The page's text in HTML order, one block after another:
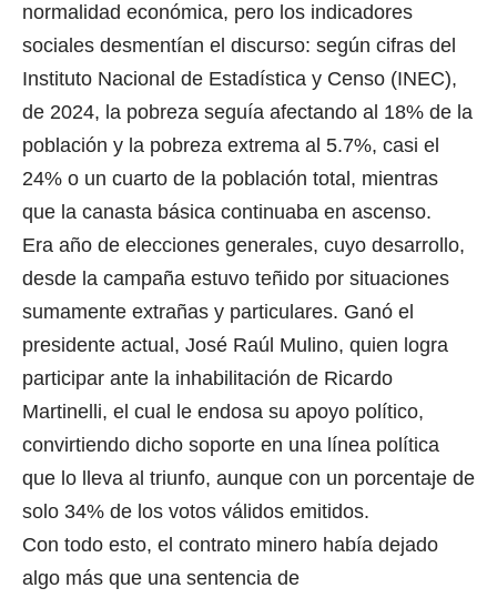
normalidad económica, pero los indicadores
sociales desmentían el discurso: según cifras del
Instituto Nacional de Estadística y Censo (INEC),
de 2024, la pobreza seguía afectando al 18% de la
población y la pobreza extrema al 5.7%, casi el
24% o un cuarto de la población total, mientras
que la canasta básica continuaba en ascenso.
Era año de elecciones generales, cuyo desarrollo,
desde la campaña estuvo teñido por situaciones
sumamente extrañas y particulares. Ganó el
presidente actual, José Raúl Mulino, quien logra
participar ante la inhabilitación de Ricardo
Martinelli, el cual le endosa su apoyo político,
convirtiendo dicho soporte en una línea política
que lo lleva al triunfo, aunque con un porcentaje de
solo 34% de los votos válidos emitidos.
Con todo esto, el contrato minero había dejado
algo más que una sentencia de